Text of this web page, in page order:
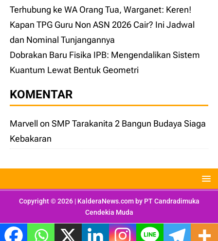
Terhubung ke WA Orang Tua, Warganet: Keren!
Kapan TPG Guru Non ASN 2026 Cair? Ini Jadwal
dan Nominal Tunjangannya
Dobrakan Baru Fisika IPB: Mengendalikan Sistem
Kuantum Lewat Bentuk Geometri
KOMENTAR
Marvell on SMP Tarakanita 2 Bangun Budaya Siaga
Kebakaran
Copyright © 2026 | KalderaNews.com by PT Candradimuka
Cendekia Muda